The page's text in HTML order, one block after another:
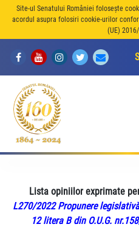
Site-ul Senatului României folosește
acordul asupra folosiri cookie-urilor
(UE)
Lista opiniilor exprimate
L270/2022 Propunere
12 litera B din O.U.G.